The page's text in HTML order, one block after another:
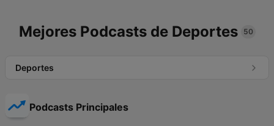
Mejores Podcasts de Deportes 50
Deportes
Podcasts Principales